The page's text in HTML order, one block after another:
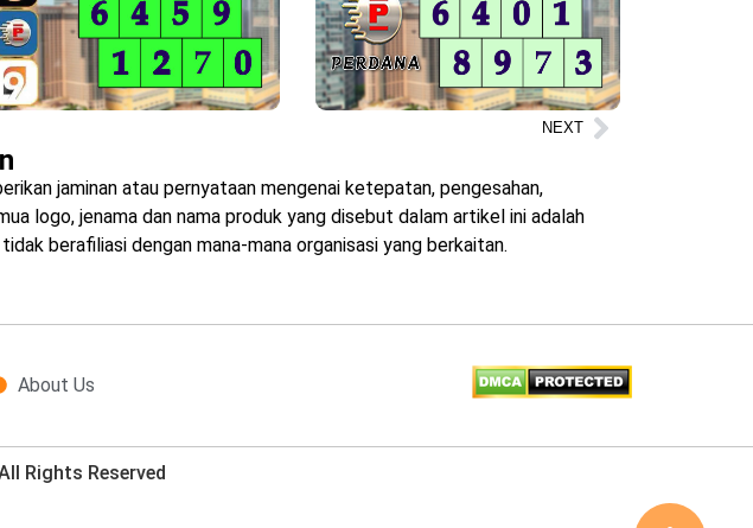
NEXT
jaminan atau pernyataan mengenai ketepatan, pengesahan,
logo, jenama dan nama produk yang disebut dalam artikel ini adalah
berafiliasi dengan mana-mana organisasi yang berkaitan.
About Us
Rights Reserved